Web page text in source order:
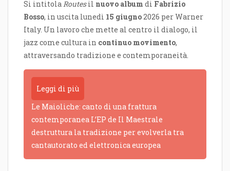
Si intitola Routesil nuovo album di Fabrizio
Bosso, in uscita lunedì 15 giugno2026 per Warner
Italy. Un lavoro che mette al centro il dialogo, il
jazz come cultura in continuo movimento,
attraversando tradizione e contemporaneità.
Leggi di più
Le Maioliche: canto di una frattura
contemporanea L’EP de Il Maestrale
destruttura la tradizione per evolverla tra
cantautorato ed elettronica europea